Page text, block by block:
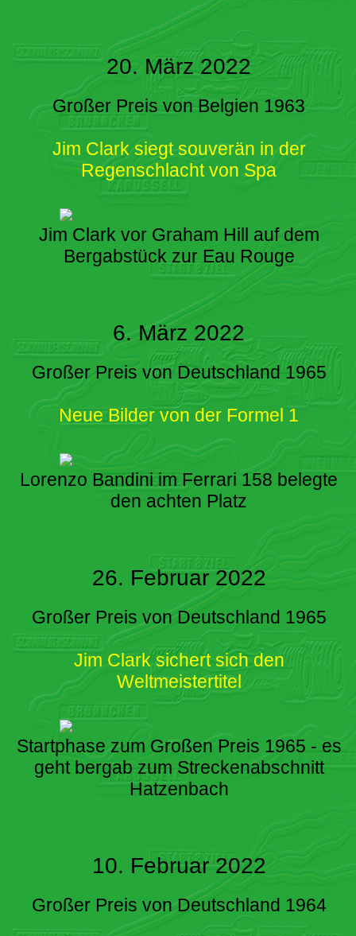
20. März 2022
Großer Preis von Belgien 1963
Jim Clark siegt souverän in der
Regenschlacht von Spa
Jim Clark vor Graham Hill auf dem
Bergabstück zur Eau Rouge
6. März 2022
Großer Preis von Deutschland 1965
Neue Bilder von der Formel 1
Lorenzo Bandini im Ferrari 158 belegte
den achten Platz
26. Februar 2022
Großer Preis von Deutschland 1965
Jim Clark sichert sich den
Weltmeistertitel
Startphase zum Großen Preis 1965 - es
geht bergab zum Streckenabschnitt
Hatzenbach
10. Februar 2022
Großer Preis von Deutschland 1964